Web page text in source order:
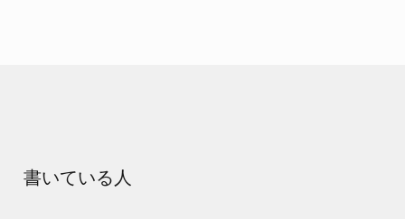
書いている人